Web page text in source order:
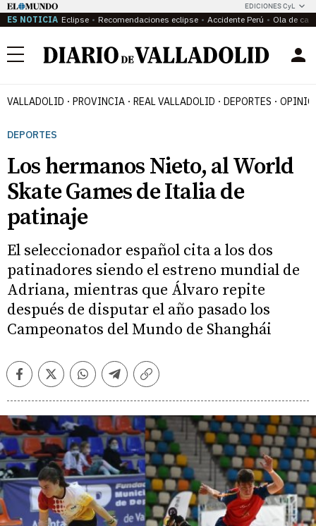
EDICIONES CyL
ES NOTICIA Eclipse Recomendaciones eclipse Accidente Perú Ola de
Menú
VALLADOLID PROVINCIA REAL VALLADOLID DEPORTES
DEPORTES
Los hermanos Nieto, al World
Skate Games de Italia de
patinaje
El seleccionador español cita a los dos
patinadores siendo el estreno mundial de
Adriana, mientras que Álvaro repite
después de disputar el año pasado los
Campeonatos del Mundo de Shanghái
FacebookTwitterWhatsappTelegramCopiar